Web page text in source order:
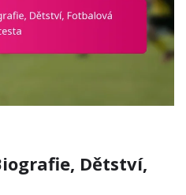
Dětství,